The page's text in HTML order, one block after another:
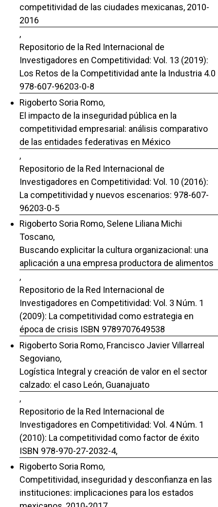
competitividad de las ciudades mexicanas, 2010-
2016
,
Repositorio de la Red Internacional de
Investigadores en Competitividad: Vol. 13 (2019):
Los Retos de la Competitividad ante la Industria 4.0
978-607-96203-0-8
Rigoberto Soria Romo,
El impacto de la inseguridad pública en la
competitividad empresarial: análisis comparativo
de las entidades federativas en México
,
Repositorio de la Red Internacional de
Investigadores en Competitividad: Vol. 10 (2016):
La competitividad y nuevos escenarios: 978-607-
96203-0-5
Rigoberto Soria Romo, Selene Liliana Michi
Toscano,
Buscando explicitar la cultura organizacional: una
aplicación a una empresa productora de alimentos
,
Repositorio de la Red Internacional de
Investigadores en Competitividad: Vol. 3 Núm. 1
(2009): La competitividad como estrategia en
época de crisis ISBN 9789707649538
Rigoberto Soria Romo, Francisco Javier Villarreal
Segoviano,
Logística Integral y creación de valor en el sector
calzado: el caso León, Guanajuato
,
Repositorio de la Red Internacional de
Investigadores en Competitividad: Vol. 4 Núm. 1
(2010): La competitividad como factor de éxito
ISBN 978-970-27-2032-4,
Rigoberto Soria Romo,
Competitividad, inseguridad y desconfianza en las
instituciones: implicaciones para los estados